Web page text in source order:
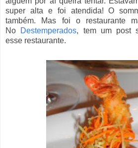
super alta e foi atendida! O
também. Mas foi o restaurante
No
Destemperados, tem um post
esse restaurante.